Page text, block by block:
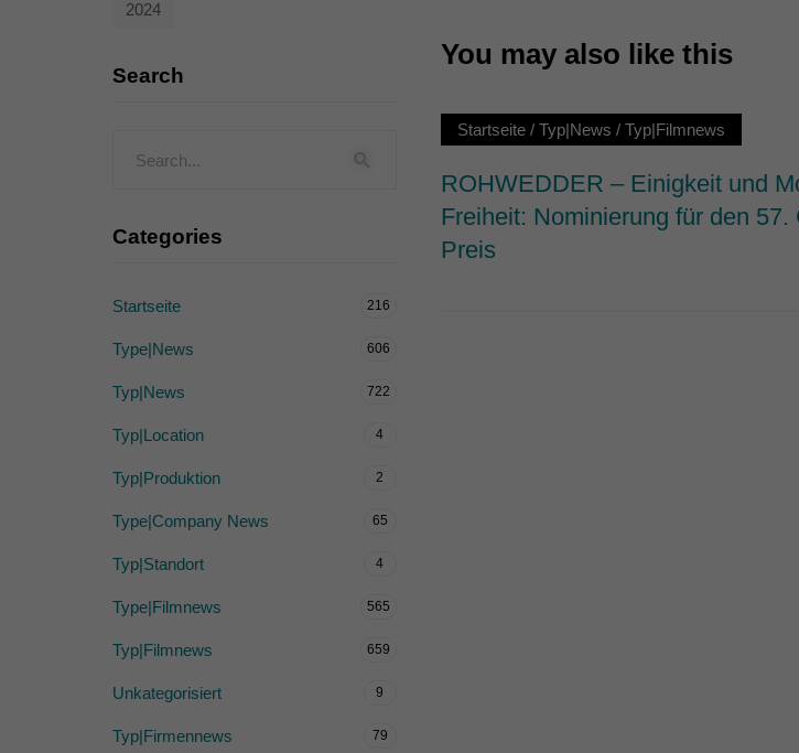
You may also like this
Startseite/ Typ|News / Typ|Filmnews
ROHWEDDER – Einigkeit und
Freiheit: Nominierung für den 57.
Preis
2024
Search
Categories
Startseite 216
Type|News 606
Typ|News 722
Typ|Location 4
Typ|Produktion 2
Type|Company News 65
Typ|Standort 4
Type|Filmnews 565
Typ|Filmnews 659
Unkategorisiert 9
Typ|Firmennews 79
Inhalte von Videoplattformen und Social-Media-Plattformen werden
Cookie-Informationen
powered by Borlabs Cookie